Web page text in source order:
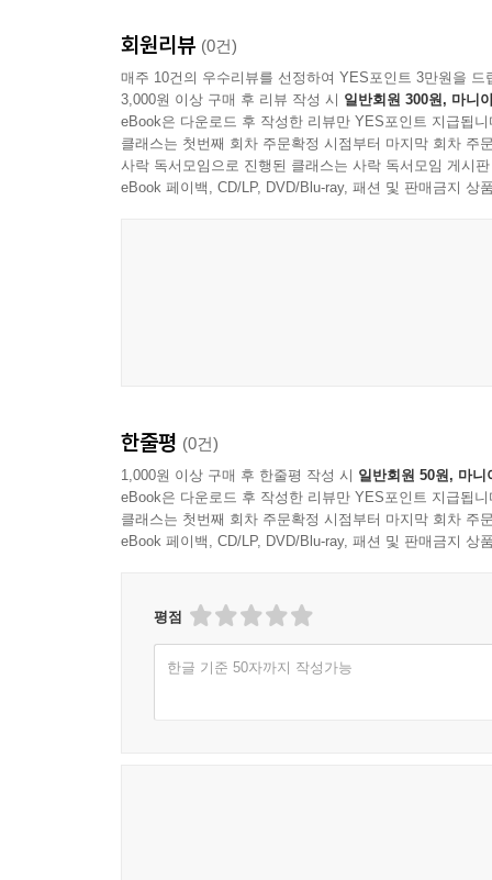
ㆍ 쾌락과 본능을 충실히 누리는 시대, 유명 산부
수 있는지, 성파트너를 즐겁게 해줄 수 있는지,
주제별로 네 권으로 나뉘어져 있어서 더 아이들
아빠가 나를 얼마나 사랑하는지에 대해 다시 한번
ㆍ 내 몸에서 가장 소중한 곳을 생각해보고, 결국
회원리뷰 (0건)
매주 10건의 우수리뷰를 선정하여 YES포인트 3만원을 드
3,000원 이상 구매 후 리뷰 작성 시 일반회원 300원, 마니
eBook은 다운로드 후 작성한 리뷰만 YES포인트 지급됩니
클래스는 첫번째 회차 주문확정 시점부터 마지막 회차 주
사락 독서모임으로 진행된 클래스는 사락 독서모임 게시
eBook 페이백, CD/LP, DVD/Blu-ray, 패션 및 판매금지 상
한줄평 (0건)
1,000원 이상 구매 후 한줄평 작성 시 일반회원 50원, 마니
eBook은 다운로드 후 작성한 리뷰만 YES포인트 지급됩니
클래스는 첫번째 회차 주문확정 시점부터 마지막 회차 주
eBook 페이백, CD/LP, DVD/Blu-ray, 패션 및 판매금지 상
평점
한글 기준 50자까지 작성가능